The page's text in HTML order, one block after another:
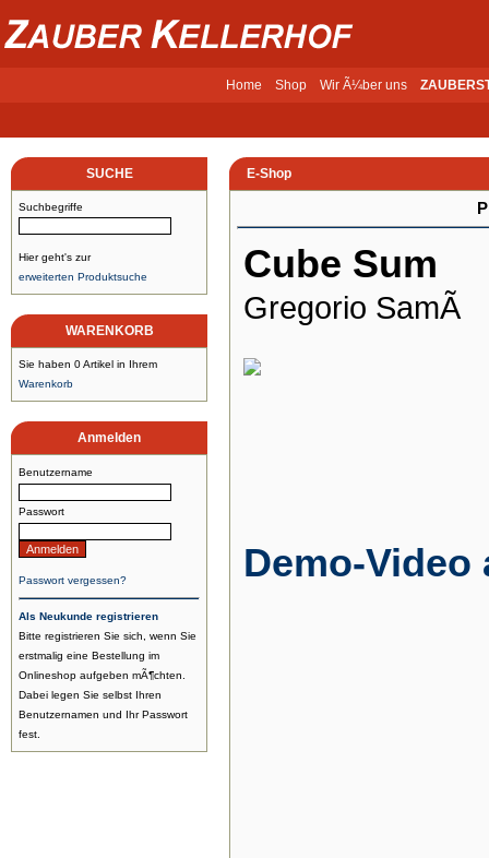
Home Shop Wir Ã¼ber uns
SUCHE
Suchbegriffe
Hier geht's zur
erweiterten Produktsuche
WARENKORB
Sie haben 0 Artikel in Ihrem
Warenkorb
Anmelden
Benutzername
Passwort
Passwort vergessen?
Als Neukunde registrieren
Bitte registrieren Sie sich, wenn Sie
erstmalig eine Bestellung im
Onlineshop aufgeben mÃ¶chten.
Dabei legen Sie selbst Ihren
Benutzernamen und Ihr Passwort
fest.
E-Shop
Cube Sum
Gregorio SamÃ
Demo-Video